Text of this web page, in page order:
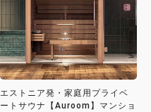
エストニア発・家庭用プライベ
ートサウナ【Auroom】マンショ